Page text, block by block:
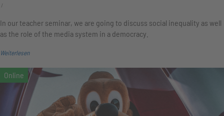
In our teacher seminar, we are going to discuss social inequality as well
as the role of the media system in a democracy.
Weiterlesen